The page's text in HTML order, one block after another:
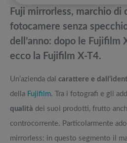
Tutte le offerte macchine fotografiche
Offerte robot aspirapolvere da non
Fuji mirrorless, marchio di
fotocamere senza
dell’anno: dopo le Fujifilm
ecco la Fujifilm X-T4.
Un’azienda dal carattere e
della Fujifilm. Tra i fotografi e gli
qualità dei suoi prodotti, frutto
controcorrente. Particolarmente
mirrorless: in questo segmento il